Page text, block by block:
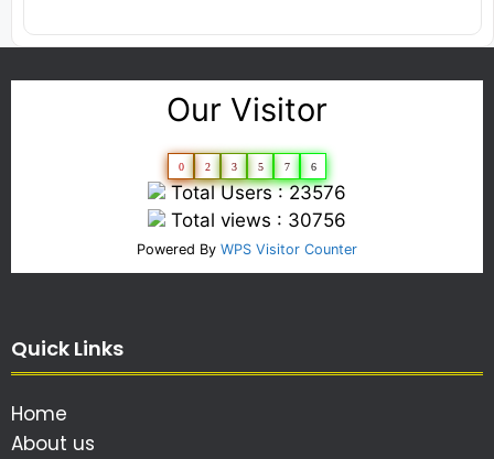
Our Visitor
0 2 3 5 7 6
Total Users : 23576
Total views : 30756
Powered By WPS Visitor Counter
Quick Links
Home
About us